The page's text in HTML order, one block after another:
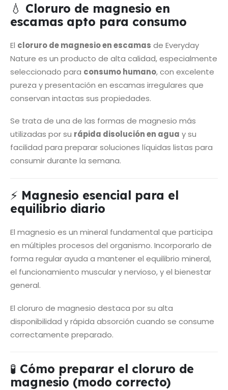
💧 Cloruro de magnesio en
escamas apto para consumo
El cloruro de magnesio en escamas de Everyday
Nature es un producto de alta calidad, especialmente
seleccionado para consumo humano, con excelente
pureza y presentación en escamas irregulares que
conservan intactas sus propiedades.
Se trata de una de las formas de magnesio más
utilizadas por su rápida disolución en agua y su
facilidad para preparar soluciones líquidas listas para
consumir durante la semana.
⚡ Magnesio esencial para el
equilibrio diario
El magnesio es un mineral fundamental que participa
en múltiples procesos del organismo. Incorporarlo de
forma regular ayuda a mantener el equilibrio mineral,
el funcionamiento muscular y nervioso, y el bienestar
general.
El cloruro de magnesio destaca por su alta
disponibilidad y rápida absorción cuando se consume
correctamente preparado.
🧪 Cómo preparar el cloruro de
magnesio (modo correcto)